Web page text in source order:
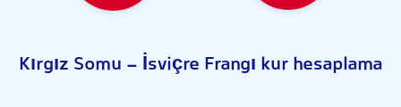
Kırgız Somu - İsviçre Frangı kur hesaplama